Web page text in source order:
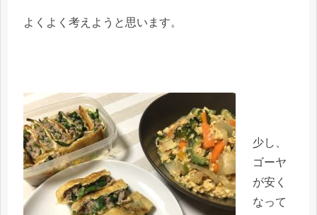
よくよく考えようと思います。
少し、
ゴーヤ
が安く
なって